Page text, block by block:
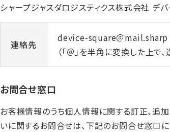
シャープジャスダロジスティクス株式会社 デ
連絡先
device-square＠mail.sharp
（「＠」を半角に変換した上で
お問合せ窓口
お客様情報のうち個人情報に関する訂正、追
いに関するお問合せは、下記のお問合せ窓口に